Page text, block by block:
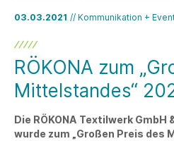
03.03.2021 // Kommunikation +
RÖKONA zum
Mittelstandes“
Die RÖKONA Textilwerk GmbH
wurde zum „Großen Preis des